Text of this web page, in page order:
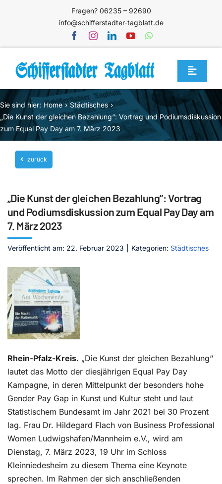
Fragen? 06235 – 92690
info@schifferstadter-tagblatt.de
Toggle
Home
Themen
Blog
Unternehmen
Mediathek
Jetzt abonnieren
Kontakt
Sie sind hier: Home
Städtisches
„Die Kunst der gleichen Bezahlung“: Vortrag und Podiumsdiskussion
zum Equal Pay Day am 7. März 2023
zurück
„Die Kunst der gleichen Bezahlung“: Vortrag
und Podiumsdiskussion zum Equal Pay Day am
7. März 2023
Veröffentlicht am: 22. Februar 2023 Kategorien: Städtisches
Rhein-Pfalz-Kreis. „Die Kunst der gleichen Bezahlung“
lautet das Motto der diesjährigen Equal Pay Day
Kampagne, in deren Mittelpunkt der besonders hohe
Gender Pay Gap in Kunst und Kultur steht und laut
Statistischem Bundesamt im Jahr 2021 bei 30 Prozent
lag. Frau Dr. Hildegard Flach von Business Professional
Women Ludwigshafen/Mannheim e.V., wird am
Dienstag, 7. März 2023, 19 Uhr im Schloss
Kleinniedesheim zu diesem Thema eine Keynote
sprechen. Im Rahmen der sich anschließenden